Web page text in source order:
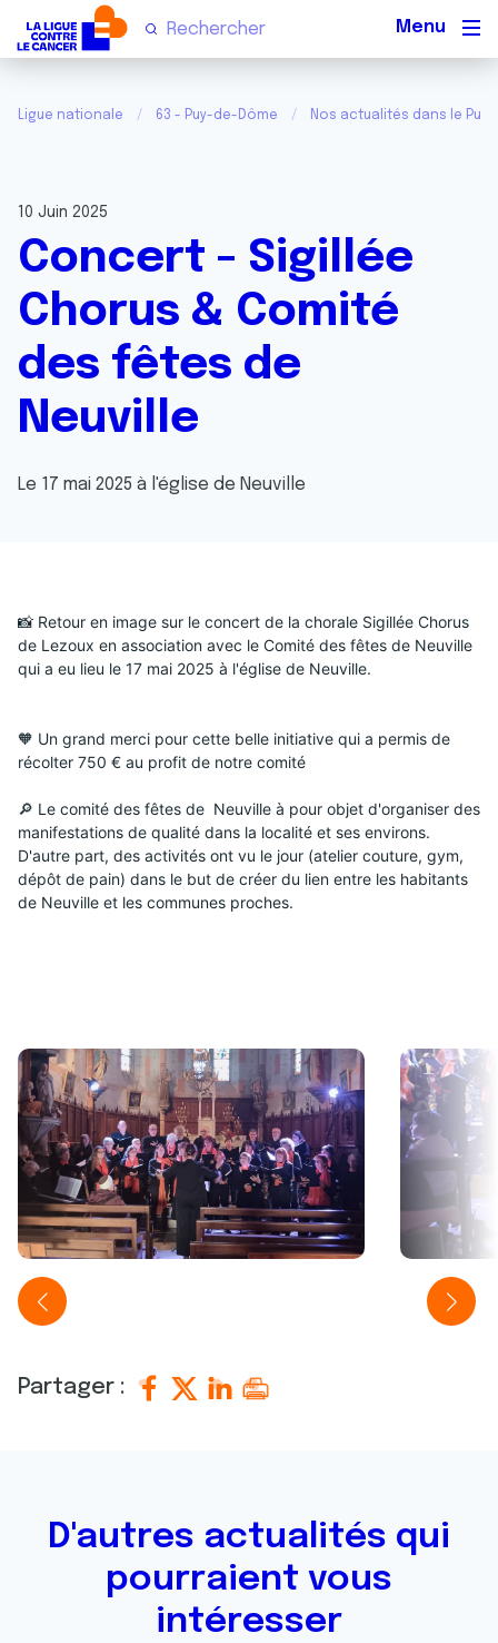
Ligue nationale 63 - Puy-de-Dôme Nos actualités dans le
10 Juin 2025
Concert - Sigillée
Chorus & Comité
des fêtes de
Neuville
Le 17 mai 2025 à l'église de Neuville
📸 Retour en image sur le concert de la chorale Sigillée Chorus
de Lezoux en association avec le Comité des fêtes de Neuville
qui a eu lieu le 17 mai 2025 à l'église de Neuville.
🧡 Un grand merci pour cette belle initiative qui a permis de
récolter 750 € au profit de notre comité
🔎 Le comité des fêtes de  Neuville à pour objet d'organiser des
manifestations de qualité dans la localité et ses environs.
D'autre part, des activités ont vu le jour (atelier couture, gym,
dépôt de pain) dans le but de créer du lien entre les habitants
de Neuville et les communes proches.
Partager :
D'autres actualités qui
pourraient vous
intéresser